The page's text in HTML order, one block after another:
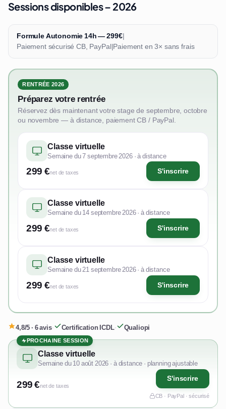
Sessions disponibles – 2026
Formule Autonomie 14h — 299€|
Paiement sécurisé CB, PayPal|Paiement en 3× sans frais
RENTRÉE 2026
Préparez votre rentrée
Réservez dès maintenant votre stage de septembre, octobre
ou novembre — à distance, paiement CB / PayPal.
Classe virtuelle
Semaine du 7 septembre 2026 · à distance
299 €net de taxes S'inscrire
Classe virtuelle
Semaine du 14 septembre 2026 · à distance
299 €net de taxes S'inscrire
Classe virtuelle
Semaine du 21 septembre 2026 · à distance
299 €net de taxes S'inscrire
4,8/5 · 6 avis· Certification ICDL· Qualiopi
PROCHAINE SESSION
Classe virtuelle
Semaine du 10 août 2026 · à distance · planning ajustable
299 €net de taxes
S'inscrire
CB · PayPal · sécurisé